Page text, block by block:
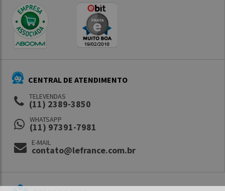
CENTRAL DE ATENDIMENTO
TELEVENDAS
(11) 2389-3850
WHATSAPP
(11) 97391-7981
E-MAIL
contato@lefrance.com.br